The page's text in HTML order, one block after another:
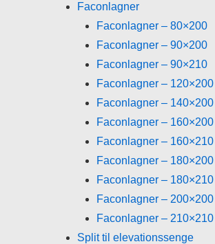
Faconlagner
Faconlagner – 80×200
Faconlagner – 90×200
Faconlagner – 90×210
Faconlagner – 120×200
Faconlagner – 140×200
Faconlagner – 160×200
Faconlagner – 160×210
Faconlagner – 180×200
Faconlagner – 180×210
Faconlagner – 200×200
Faconlagner – 210×210
Split til elevationssenge